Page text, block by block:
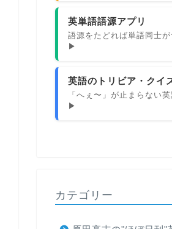
英単語語源アプリ
語源をたどれば単語同士が
▶
英語のトリビア・クイ
「へぇ〜」が止まらない
▶
カテゴリー